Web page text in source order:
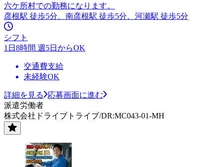
六ケ所村での勤務になります。
彦根駅 徒歩5分、南彦根駅 徒歩5分、河瀬駅 徒歩5分
シフト
1日8時間 週5日からOK
交通費支給
未経験OK
詳細を見る
応募画面に進む
派遣労働者
株式会社ドライブトライブ/DR:MC043-01-MH